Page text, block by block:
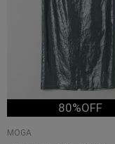
80%OFF
MOGA